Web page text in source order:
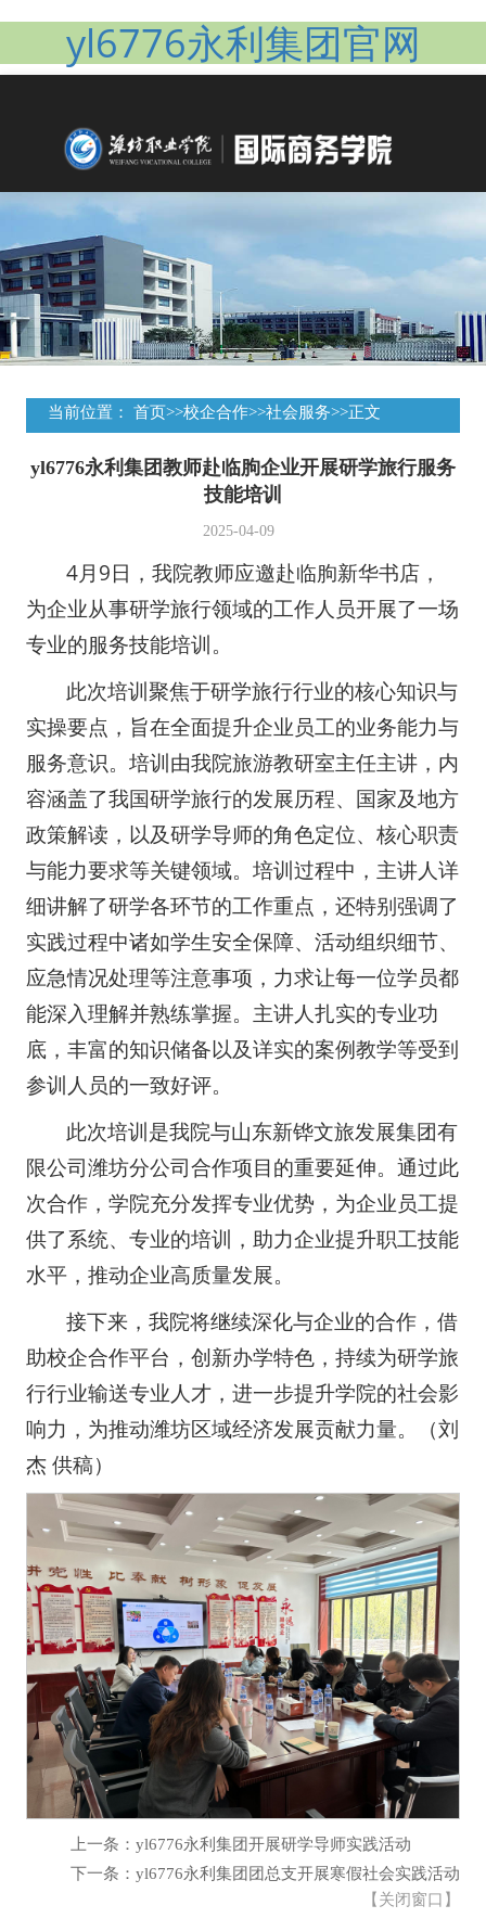
yl6776永利集团官网
当前位置： 首页>>校企合作>>社会服务>>正文
yl6776永利集团教师赴临朐企业开展研学旅行服务
技能培训
2025-04-09
4月9日，我院教师应邀赴临朐新华书店，
为企业从事研学旅行领域的工作人员开展了一场
专业的服务技能培训。
此次培训聚焦于研学旅行行业的核心知识与
实操要点，旨在全面提升企业员工的业务能力与
服务意识。培训由我院旅游教研室主任主讲，内
容涵盖了我国研学旅行的发展历程、国家及地方
政策解读，以及研学导师的角色定位、核心职责
与能力要求等关键领域。培训过程中，主讲人详
细讲解了研学各环节的工作重点，还特别强调了
实践过程中诸如学生安全保障、活动组织细节、
应急情况处理等注意事项，力求让每一位学员都
能深入理解并熟练掌握。主讲人扎实的专业功
底，丰富的知识储备以及详实的案例教学等受到
参训人员的一致好评。
此次培训是我院与山东新铧文旅发展集团有
限公司潍坊分公司合作项目的重要延伸。通过此
次合作，学院充分发挥专业优势，为企业员工提
供了系统、专业的培训，助力企业提升职工技能
水平，推动企业高质量发展。
接下来，我院将继续深化与企业的合作，借
助校企合作平台，创新办学特色，持续为研学旅
行行业输送专业人才，进一步提升学院的社会影
响力，为推动潍坊区域经济发展贡献力量。（刘
杰 供稿）
上一条：yl6776永利集团开展研学导师实践活动
下一条：yl6776永利集团团总支开展寒假社会实践活动
【 关闭窗口 】